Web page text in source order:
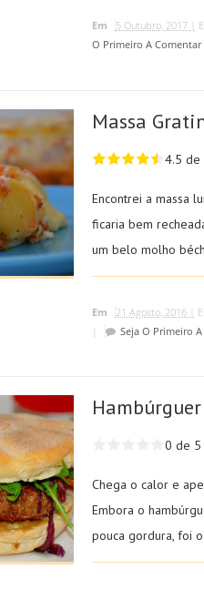
Em 5 Outubro, 2017 |
O Primeiro A Comentar
Massa
4.5 de
Encontrei a massa
ficaria bem
um belo molho
Em 21 Agosto, 2016 |
Seja O Primeiro
0 de 5
Chega o calor e
Embora o
pouca gordura, foi o